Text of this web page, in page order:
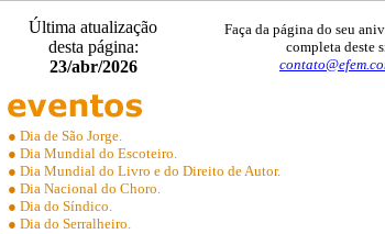
Última atualização
desta página:
23/abr/2026
Faça da página do seu
completa deste
● Dia de São Jorge.
● Dia Mundial do Escoteiro.
● Dia Mundial do Livro e do Direito de Autor.
● Dia Nacional do Choro.
● Dia do Síndico.
● Dia do Serralheiro.